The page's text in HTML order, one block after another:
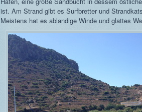
ist. Am Strand gibt es Surfbretter und
Meistens hat es ablandige Winde und glattes